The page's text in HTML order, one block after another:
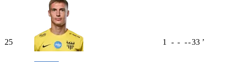
25 1 - - --33 ʼ